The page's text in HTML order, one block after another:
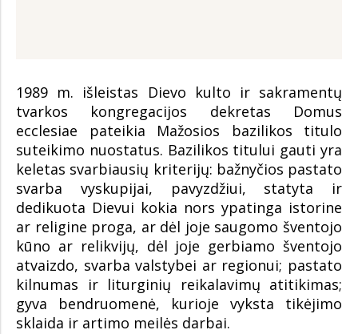
1989 m. išleistas Dievo kulto ir sakramentų
tvarkos kongregacijos dekretas Domus
ecclesiae pateikia Mažosios bazilikos titulo
suteikimo nuostatus. Bazilikos titului gauti yra
keletas svarbiausių kriterijų: bažnyčios pastato
svarba vyskupijai, pavyzdžiui, statyta ir
dedikuota Dievui kokia nors ypatinga istorine
ar religine proga, ar dėl joje saugomo šventojo
kūno ar relikvijų, dėl joje gerbiamo šventojo
atvaizdo, svarba valstybei ar regionui; pastato
kilnumas ir liturginių reikalavimų atitikimas;
gyva bendruomenė, kurioje vyksta tikėjimo
sklaida ir artimo meilės darbai.